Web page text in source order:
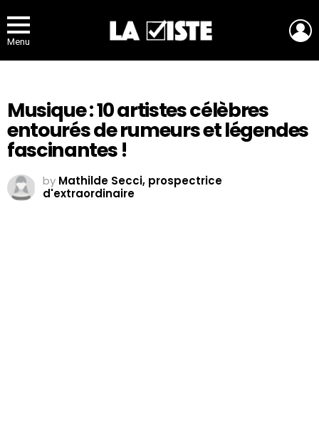
Menu
Musique : 10 artistes célèbres
entourés de rumeurs et légendes
fascinantes !
by Mathilde Secci, prospectrice
d'extraordinaire